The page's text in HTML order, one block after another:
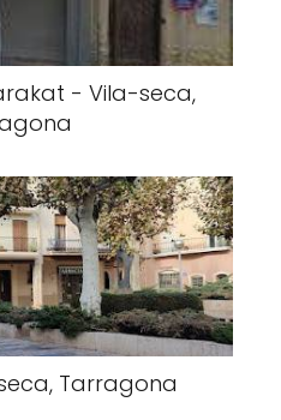
- Vila-seca,
Tarragona